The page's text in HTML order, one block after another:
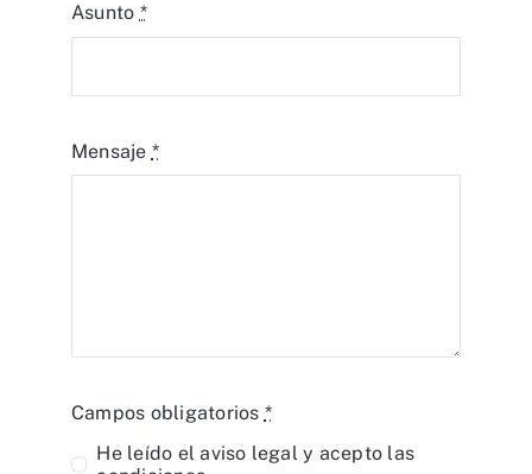
Asunto *
Mensaje *
Campos obligatorios *
He leído elaviso legal y acepto las